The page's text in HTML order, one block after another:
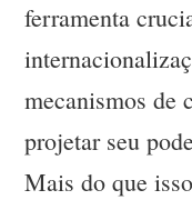
ferramenta
mecanismos de
projetar seu
Mais do que